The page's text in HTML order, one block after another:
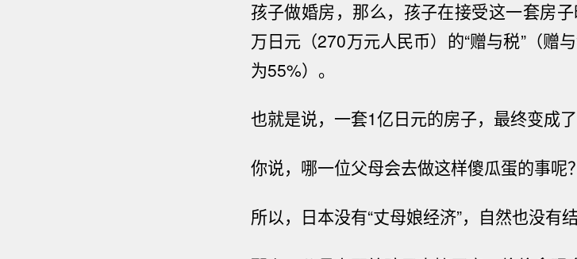
孩子做婚房，那么，孩子在接受这一套房
万日元（270万元人民币）的“赠与税”（赠
为55%）。
也就是说，一套1亿日元的房子，最终变成了
你说，哪一位父母会去做这样傻瓜蛋的事呢？
所以，日本没有“丈母娘经济”，自然也没有